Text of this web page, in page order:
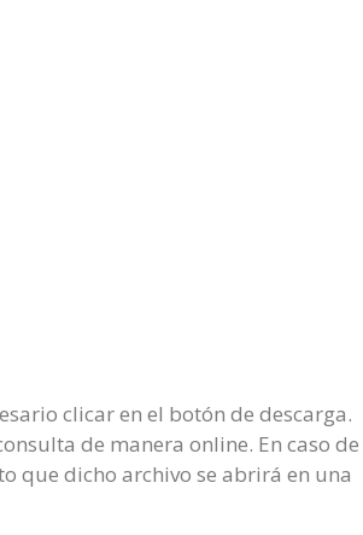
clicar en el botón de descarga.
de manera online. En caso de
que dicho archivo se abrirá en una